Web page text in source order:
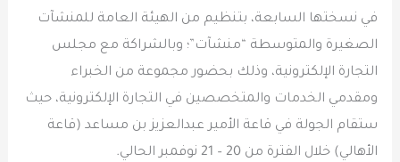
في نسختها السابعة، بتنظيم من الهيئة العامة للمنشآت
الصغيرة والمتوسطة “منشآت”؛ وبالشراكة مع مجلس
التجارة الإلكترونية، وذلك بحضور مجموعة من الخبراء
ومقدمي الخدمات والمتخصصين في التجارة الإلكترونية، حيث
ستقام الجولة في قاعة الأمير عبدالعزيز بن مساعد (قاعة
الأهالي) خلال الفترة من 20 – 21 نوفمبر الحالي.